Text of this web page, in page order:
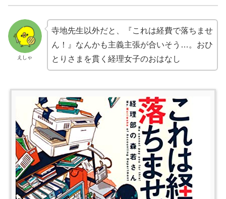
えしゃ
寺地先生以外だと、『これは経費で落ちませ
ん！』なんかも主義主張が合いそう…。おひ
とりさまを貫く経理女子のおはなし